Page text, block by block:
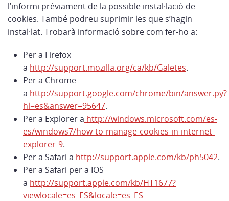
l’informi prèviament de la possible instal·lació de
cookies. També podreu suprimir les que s’hagin
instal·lat. Trobarà informació sobre com fer-ho a:
Per a Firefox
a http://support.mozilla.org/ca/kb/Galetes.
Per a Chrome
a http://support.google.com/chrome/bin/answer.py?
hl=es&answer=95647.
Per a Explorer a http://windows.microsoft.com/es-
es/windows7/how-to-manage-cookies-in-internet-
explorer-9.
Per a Safari a http://support.apple.com/kb/ph5042.
Per a Safari per a IOS
a http://support.apple.com/kb/HT1677?
viewlocale=es_ES&locale=es_ES